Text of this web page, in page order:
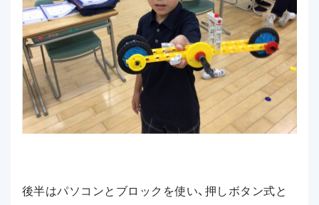
後半はパソコンとブロックを使い、押しボタン式と